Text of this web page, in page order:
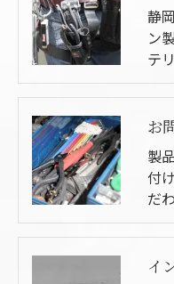
静
ン
テ
お
製
付
だ
イ